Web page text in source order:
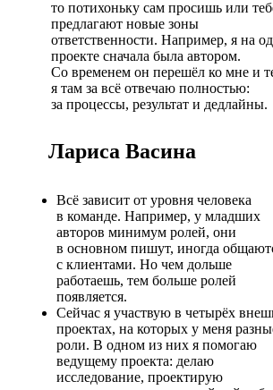
то потихоньку сам просишь или
предлагают новые зоны
ответственности. Например, я на
проекте сначала была автором.
Со временем он перешёл ко мне и
я там за всё отвечаю полностью:
за процессы, результат и дедлайны.
Лариса Васина
Всё зависит от уровня человека
в команде. Например, у младших
авторов минимум ролей, они
в основном пишут, иногда
с клиентами. Но чем дольше
работаешь, тем больше ролей
появляется.
Сейчас я участвую в четырёх
проектах, на которых у меня
роли. В одном из них я помогаю
ведущему проекта: делаю
исследование, проектирую